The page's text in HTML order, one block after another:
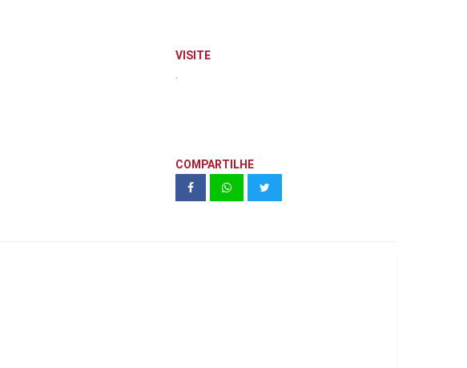
VISITE
COMPARTILHE
Living Magic Rudge Ramos 50 m²